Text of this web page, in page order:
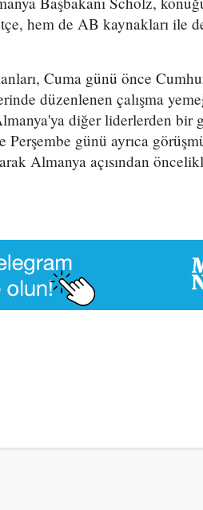
hem de AB kaynakları ile
Cuma günü önce
düzenlenen çalışma
diğer liderlerden bir
günü ayrıca
Almanya açısından